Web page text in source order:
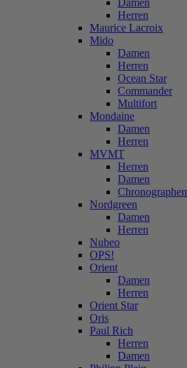
Damen
Herren
Maurice Lacroix
Mido
Damen
Herren
Ocean Star
Commander
Multifort
Mondaine
Damen
Herren
MVMT
Herren
Damen
Chronographen
Nordgreen
Damen
Herren
Nubeo
OPS!
Orient
Damen
Herren
Orient Star
Oris
Paul Rich
Herren
Damen